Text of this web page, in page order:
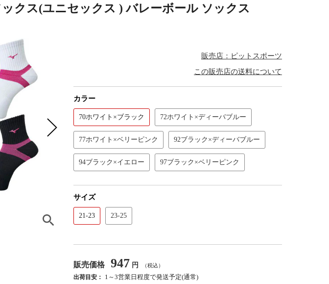
クス(ユニセックス ) バレーボール ソックス
販売店：ピットスポーツ
この販売店の送料について
カラー
70ホワイト×ブラック 72ホワイト×ディーバブルー
77ホワイト×ベリーピンク 92ブラック×ディーバブルー
94ブラック×イエロー 97ブラック×ベリーピンク
サイズ
21-23 23-25
販売価格 947 円 （税込）
出荷目安：
1～3営業日程度で発送予定(通常)